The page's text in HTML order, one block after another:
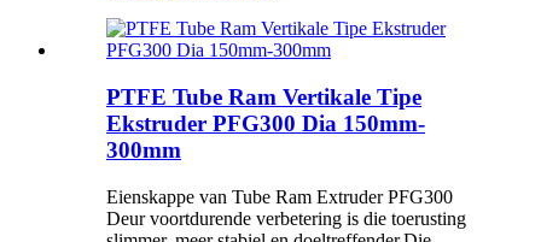
PTFE Tube Ram Vertikale Tipe
Ekstruder PFG300 Dia 150mm-
300mm
Eienskappe van Tube Ram Extruder PFG300
Deur voortdurende verbetering is die toerusting